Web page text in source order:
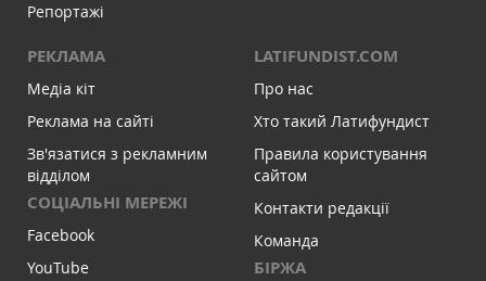
Репортажі
РЕКЛАМА
Медіа кіт
Реклама на сайті
Зв'язатися з рекламним
відділом
СОЦІАЛЬНІ МЕРЕЖІ
Facebook
YouTube
LATIFUNDIST.COM
Про нас
Хто такий Латифундист
Правила користування
сайтом
Контакти редакції
Команда
БІРЖА